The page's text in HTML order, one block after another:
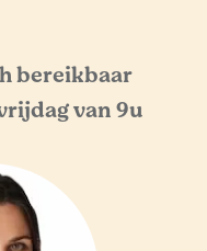
bereikbaar
van 9u